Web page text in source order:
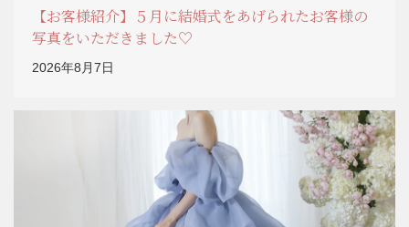
【お客様紹介】５月に結婚式をあげられたお客様の
写真をいただきました♡
2026年8月7日